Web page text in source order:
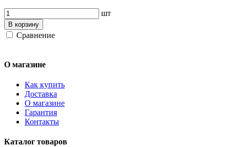
шт
В корзину
Сравнение
О магазине
Как купить
Доставка
О магазине
Гарантия
Контакты
Каталог товаров